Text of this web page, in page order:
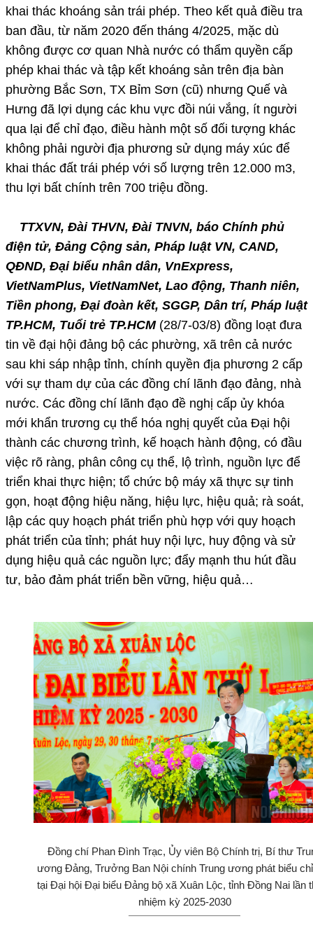
khai thác khoáng sản trái phép. Theo kết quả điều tra
ban đầu, từ năm 2020 đến tháng 4/2025, mặc dù
không được cơ quan Nhà nước có thẩm quyền cấp
phép khai thác và tập kết khoáng sản trên địa bàn
phường Bắc Sơn, TX Bỉm Sơn (cũ) nhưng Quế và
Hưng đã lợi dụng các khu vực đồi núi vắng, ít người
qua lại để chỉ đạo, điều hành một số đối tượng khác
không phải người địa phương sử dụng máy xúc để
khai thác đất trái phép với số lượng trên 12.000 m3,
thu lợi bất chính trên 700 triệu đồng.
TTXVN, Đài THVN, Đài TNVN, báo Chính phủ
điện tử, Đảng Cộng sản, Pháp luật VN, CAND,
QĐND, Đại biểu nhân dân, VnExpress,
VietNamPlus, VietNamNet, Lao động, Thanh niên,
Tiền phong, Đại đoàn kết, SGGP, Dân trí, Pháp luật
TP.HCM, Tuổi trẻ TP.HCM(28/7-03/8) đồng loạt đưa
tin về đại hội đảng bộ các phường, xã trên cả nước
sau khi sáp nhập tỉnh, chính quyền địa phương 2 cấp
với sự tham dự của các đồng chí lãnh đạo đảng, nhà
nước. Các đồng chí lãnh đạo đề nghị cấp ủy khóa
mới khẩn trương cụ thể hóa nghị quyết của Đại hội
thành các chương trình, kế hoạch hành động, có đầu
việc rõ ràng, phân công cụ thể, lộ trình, nguồn lực để
triển khai thực hiện; tổ chức bộ máy xã thực sự tinh
gọn, hoạt động hiệu năng, hiệu lực, hiệu quả; rà soát,
lập các quy hoạch phát triển phù hợp với quy hoạch
phát triển của tỉnh; phát huy nội lực, huy động và sử
dụng hiệu quả các nguồn lực; đẩy mạnh thu hút đầu
tư, bảo đảm phát triển bền vững, hiệu quả…
Đồng chí Phan Đình Trạc, Ủy viên Bộ Chính trị, Bí thư
ương Đảng, Trưởng Ban Nội chính Trung ương phát biểu
tại Đại hội Đại biểu Đảng bộ xã Xuân Lộc, tỉnh Đồng Nai lần
nhiệm kỳ 2025-2030